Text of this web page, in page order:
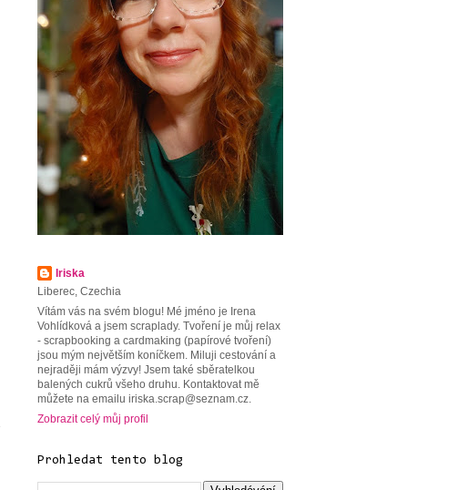
Iriska
Liberec, Czechia
Vítám vás na svém blogu! Mé jméno je Irena
Vohlídková a jsem scraplady. Tvoření je můj relax
- scrapbooking a cardmaking (papírové tvoření)
jsou mým největším koníčkem. Miluji cestování a
nejraději mám výzvy! Jsem také sběratelkou
balených cukrů všeho druhu. Kontaktovat mě
můžete na emailu iriska.scrap@seznam.cz.
Zobrazit celý můj profil
Prohledat tento blog